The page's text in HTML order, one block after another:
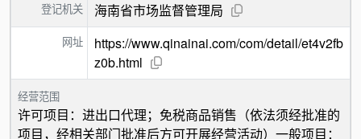
登记机关 海南省市场监督管理局
网址
https://www.qinainai.com/com/detail/et4v2fb
z0b.html
经营范围
许可项目：进出口代理；免税商品销售（依法须经批准的
项目，经相关部门批准后方可开展经营活动）一般项目：